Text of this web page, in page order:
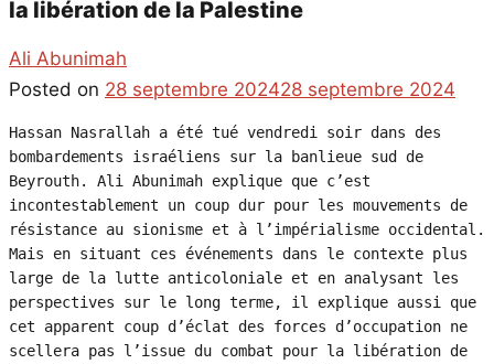
la libération de la Palestine
Ali Abunimah
Posted on 28 septembre 202428 septembre 2024
Hassan Nasrallah a été tué vendredi soir dans des
bombardements israéliens sur la banlieue sud de
Beyrouth. Ali Abunimah explique que c’est
incontestablement un coup dur pour les mouvements de
résistance au sionisme et à l’impérialisme occidental.
Mais en situant ces événements dans le contexte plus
large de la lutte anticoloniale et en analysant les
perspectives sur le long terme, il explique aussi que
cet apparent coup d’éclat des forces d’occupation ne
scellera pas l’issue du combat pour la libération de